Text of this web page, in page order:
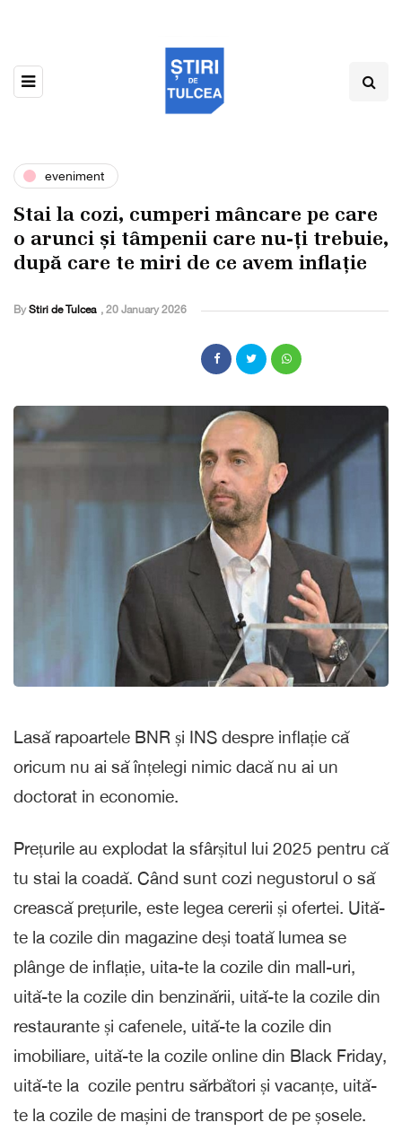
eveniment
Stai la cozi, cumperi mâncare pe care
o arunci și tâmpenii care nu-ți trebuie,
după care te miri de ce avem inflație
By Stiri de Tulcea , 20 January 2026
Lasă rapoartele BNR și INS despre inflație că
oricum nu ai să înțelegi nimic dacă nu ai un
doctorat in economie.
Prețurile au explodat la sfârșitul lui 2025 pentru că
tu stai la coadă. Când sunt cozi negustorul o să
crească prețurile, este legea cererii și ofertei. Uită-
te la cozile din magazine deși toată lumea se
plânge de inflație, uita-te la cozile din mall-uri,
uită-te la cozile din benzinării, uită-te la cozile din
restaurante și cafenele, uită-te la cozile din
imobiliare, uită-te la cozile online din Black Friday,
uită-te la cozile pentru sărbători și vacanțe, uită-
te la cozile de mașini de transport de pe șosele.